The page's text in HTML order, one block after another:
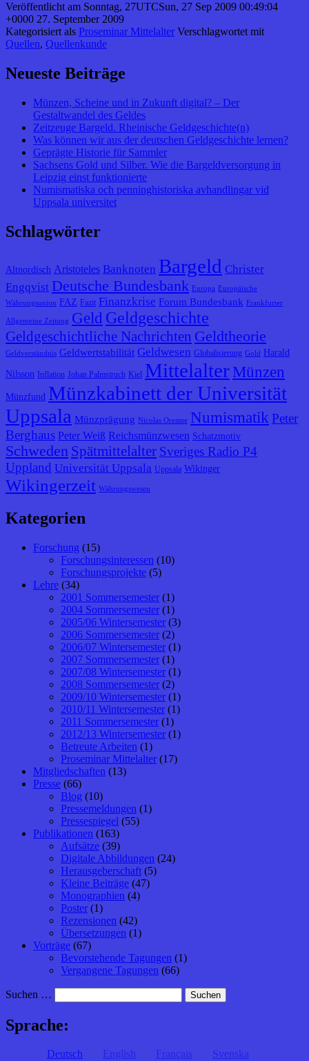
Veröffentlicht am Sonntag, 27UTCSun, 27 Sep 2009 00:49:04
+0000 27. September 2009
Kategorisiert als Proseminar Mittelalter Verschlagwortet mit
Quellen, Quellenkunde
Neueste Beiträge
Münzen, Scheine und in Zukunft digital? – Der
Gestaltwandel des Geldes
Zeitzeuge Bargeld. Rheinische Geldgeschichte(n)
Was können wir aus der deutschen Geldgeschichte lernen?
Geprägte Historie für Sammler
Sachsens Gold und Silber. Wie die Bargeldversorgung in
Leipzig einst funktionierte
Numismatiska och penninghistoriska avhandlingar vid
Uppsala universitet
Schlagwörter
Altnordisch Aristoteles Banknoten Bargeld Christer
Engqvist Deutsche Bundesbank Europa
Europäische
Währungsunion
FAZ Fazit Finanzkrise Forum Bundesbank Frankfurter
Allgemeine Zeitung Geld Geldgeschichte
Geldgeschichtliche Nachrichten Geldtheorie
Geldverständnis Geldwertstabilität Geldwesen Globalisierung Gold Harald
Nilsson Inflation Johan Palmstruch Kiel Mittelalter Münzen
Münzfund Münzkabinett der Universität
Uppsala Münzprägung Nicolas Oresme Numismatik Peter
Berghaus Peter Weiß Reichsmünzwesen Schatzmotiv
Schweden Spätmittelalter Sveriges Radio P4
Uppland Universität Uppsala Uppsala Wikinger
Wikingerzeit Währungswesen
Kategorien
Forschung (15)
Forschungsinteressen (10)
Forschungsprojekte (5)
Lehre (34)
2001 Sommersemester (1)
2004 Sommersemester (1)
2005/06 Wintersemester (3)
2006 Sommersemester (2)
2006/07 Wintersemester (1)
2007 Sommersemester (1)
2007/08 Wintersemester (1)
2008 Sommersemester (2)
2009/10 Wintersemester (1)
2010/11 Wintersemester (1)
2011 Sommersemester (1)
2012/13 Wintersemester (1)
Betreute Arbeiten (1)
Proseminar Mittelalter (17)
Mitgliedschaften (13)
Presse (66)
Blog (10)
Pressemeldungen (1)
Pressespiegel (55)
Publikationen (163)
Aufsätze (39)
Digitale Abbildungen (24)
Herausgeberschaft (5)
Kleine Beiträge (47)
Monographien (4)
Poster (1)
Rezensionen (42)
Übersetzungen (1)
Vorträge (67)
Bevorstehende Tagungen (1)
Vergangene Tagungen (66)
Suchen …
Sprache:
Deutsch English Français
Svenska